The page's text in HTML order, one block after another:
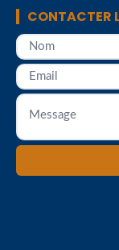
CONTACTER